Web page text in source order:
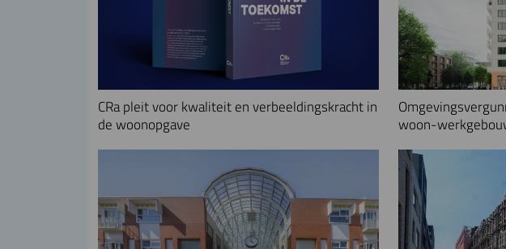
CRa pleit voor kwaliteit en verbeeldingskracht in
de woonopgave
woon-